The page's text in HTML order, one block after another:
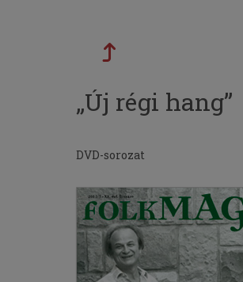
„Új régi hang”
DVD-sorozat